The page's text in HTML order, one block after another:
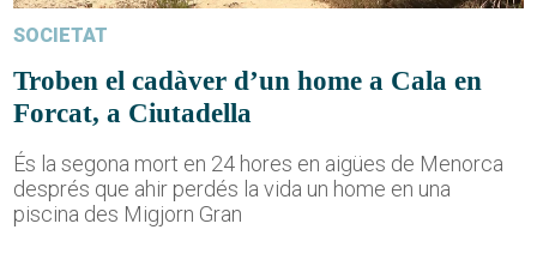
SOCIETAT
Troben el cadàver d’un home a Cala en
Forcat, a Ciutadella
És la segona mort en 24 hores en aigües de Menorca
després que ahir perdés la vida un home en una
piscina des Migjorn Gran